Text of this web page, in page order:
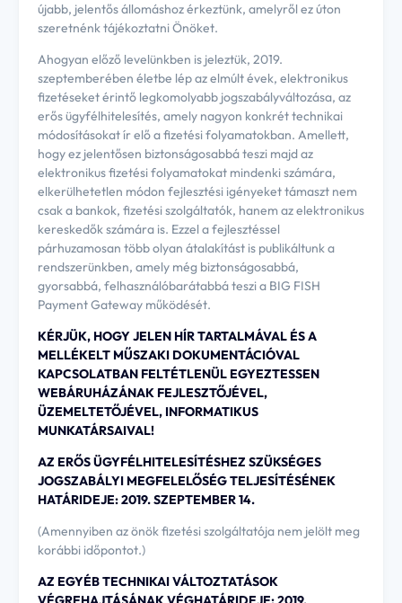
újabb, jelentős állomáshoz érkeztünk, amelyről ez úton
szeretnénk tájékoztatni Önöket.
Ahogyan előző levelünkben is jeleztük, 2019.
szeptemberében életbe lép az elmúlt évek, elektronikus
fizetéseket érintő legkomolyabb jogszabályváltozása, az
erős ügyfélhitelesítés, amely nagyon konkrét technikai
módosításokat ír elő a fizetési folyamatokban. Amellett,
hogy ez jelentősen biztonságosabbá teszi majd az
elektronikus fizetési folyamatokat mindenki számára,
elkerülhetetlen módon fejlesztési igényeket támaszt nem
csak a bankok, fizetési szolgáltatók, hanem az elektronikus
kereskedők számára is. Ezzel a fejlesztéssel
párhuzamosan több olyan átalakítást is publikáltunk a
rendszerünkben, amely még biztonságosabbá,
gyorsabbá, felhasználóbarátabbá teszi a BIG FISH
Payment Gateway működését.
KÉRJÜK, HOGY JELEN HÍR TARTALMÁVAL ÉS A
MELLÉKELT MŰSZAKI DOKUMENTÁCIÓVAL
KAPCSOLATBAN FELTÉTLENÜL EGYEZTESSEN
WEBÁRUHÁZÁNAK FEJLESZTŐJÉVEL,
ÜZEMELTETŐJÉVEL, INFORMATIKUS
MUNKATÁRSAIVAL!
AZ ERŐS ÜGYFÉLHITELESÍTÉSHEZ SZÜKSÉGES
JOGSZABÁLYI MEGFELELŐSÉG TELJESÍTÉSÉNEK
HATÁRIDEJE: 2019. SZEPTEMBER 14.
(Amennyiben az önök fizetési szolgáltatója nem jelölt meg
korábbi időpontot.)
AZ EGYÉB TECHNIKAI VÁLTOZTATÁSOK